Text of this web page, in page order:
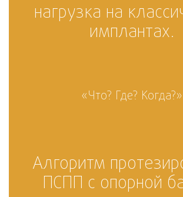
нагрузка на
имплантах.
«Что? Где? Когда?»
Алгоритм
ПСПП с опорной